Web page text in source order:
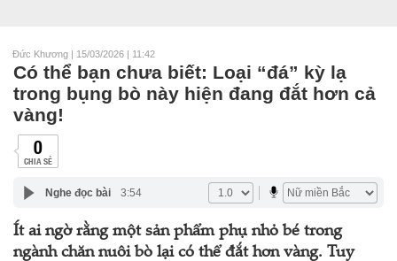
Đức Khương | 15/03/2026 | 11:42
Có thể bạn chưa biết: Loại “đá” kỳ lạ
trong bụng bò này hiện đang đắt hơn cả
vàng!
0
CHIA SẺ
Nghe đọc bài 3:54
Ít ai ngờ rằng một sản phẩm phụ nhỏ bé trong
ngành chăn nuôi bò lại có thể đắt hơn vàng. Tuy